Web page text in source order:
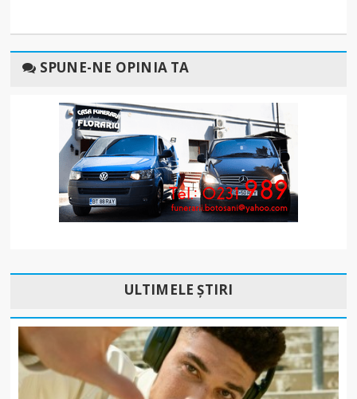
SPUNE-NE OPINIA TA
ULTIMELE ȘTIRI